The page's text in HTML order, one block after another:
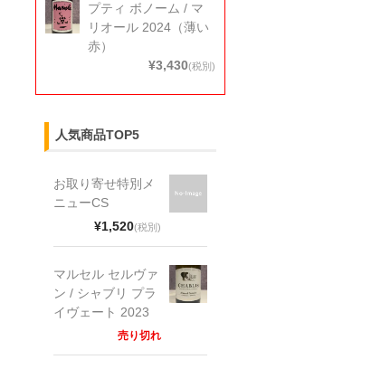
プティ ボノーム / マ
リオール 2024（薄い
赤）
¥3,430(税別)
人気商品TOP5
お取り寄せ特別メ
ニューCS
¥1,520(税別)
マルセル セルヴァ
ン / シャブリ プラ
イヴェート 2023
売り切れ